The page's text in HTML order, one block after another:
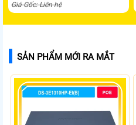
Giá Gốc: Liên hệ
SẢN PHẨM MỚI RA MẮT